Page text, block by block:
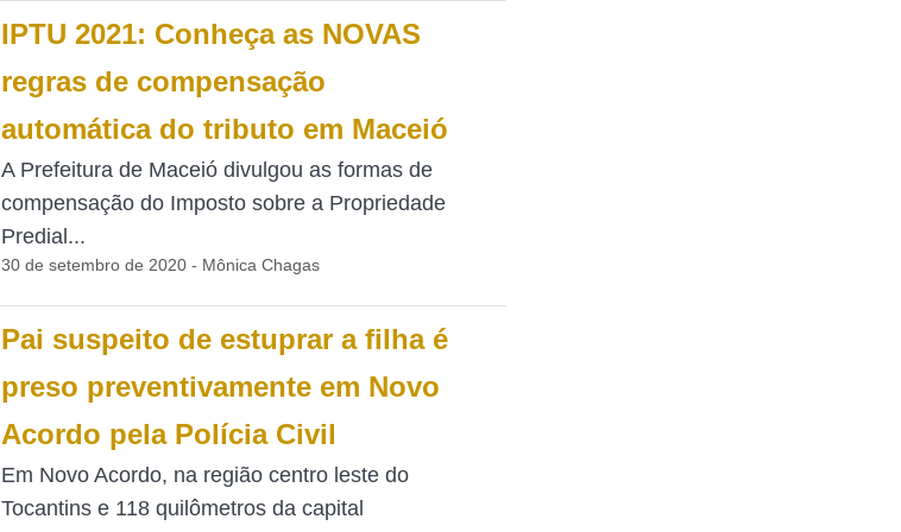
IPTU 2021: Conheça as NOVAS
regras de compensação
automática do tributo em Maceió
A Prefeitura de Maceió divulgou as formas de
compensação do Imposto sobre a Propriedade
Predial...
30 de setembro de 2020 - Mônica Chagas
Pai suspeito de estuprar a filha é
preso preventivamente em Novo
Acordo pela Polícia Civil
Em Novo Acordo, na região centro leste do
Tocantins e 118 quilômetros da capital